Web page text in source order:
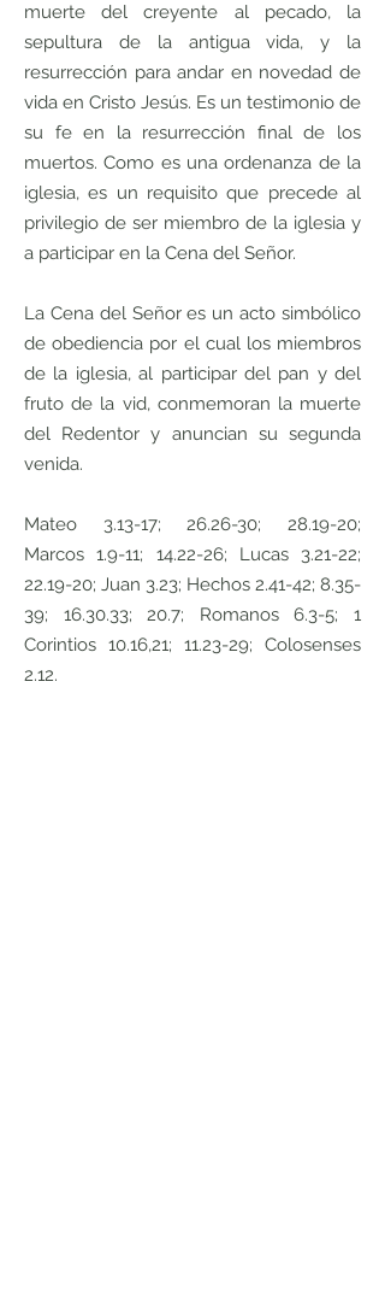
muerte del creyente al pecado, la
sepultura de la antigua vida, y la
resurrección para andar en novedad de
vida en Cristo Jesús. Es un testimonio de
su fe en la resurrección final de los
muertos. Como es una ordenanza de la
iglesia, es un requisito que precede al
privilegio de ser miembro de la iglesia y
a participar en la Cena del Señor.
La Cena del Señor es un acto simbólico
de obediencia por el cual los miembros
de la iglesia, al participar del pan y del
fruto de la vid, conmemoran la muerte
del Redentor y anuncian su segunda
venida.
Mateo 3.13-17; 26.26-30; 28.19-20;
Marcos 1.9-11; 14.22-26; Lucas 3.21-22;
22.19-20; Juan 3.23; Hechos 2.41-42; 8.35-
39; 16.30.33; 20.7; Romanos 6.3-5; 1
Corintios 10.16,21; 11.23-29; Colosenses
2.12.